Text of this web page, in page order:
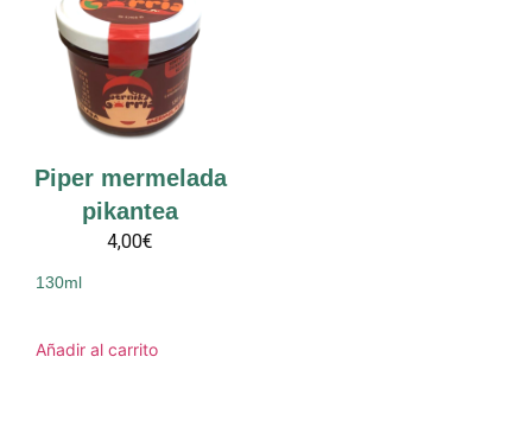
Piper mermelada
pikantea
4,00€
130ml
Añadir al carrito